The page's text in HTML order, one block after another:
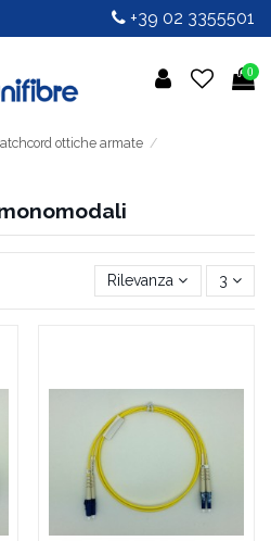
+39 02 3355501
0
ottiche armate
Rilevanza 3